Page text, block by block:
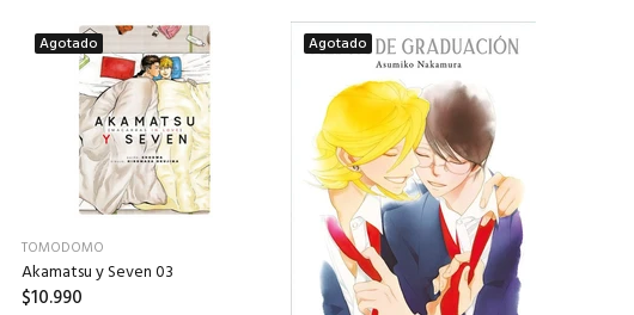
Agotado
TOMODOMO
Akamatsu y Seven 03
$10.990
Agotado